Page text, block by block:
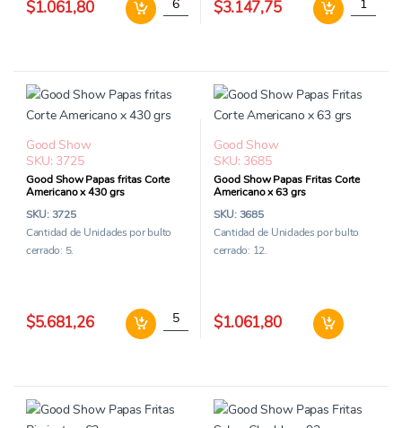
$1.061,80 $3.147,75
Good Show
SKU: 3725
Good Show Papas fritas Corte
Americano x 430 grs
SKU: 3725
Cantidad de Unidades por bulto
cerrado: 5.
$5.681,26 Good Show Papas fritas Corte Americano
Good Show
SKU: 3685
Good Show Papas Fritas Corte
Americano x 63 grs
SKU: 3685
Cantidad de Unidades por bulto
cerrado: 12.
$1.061,80